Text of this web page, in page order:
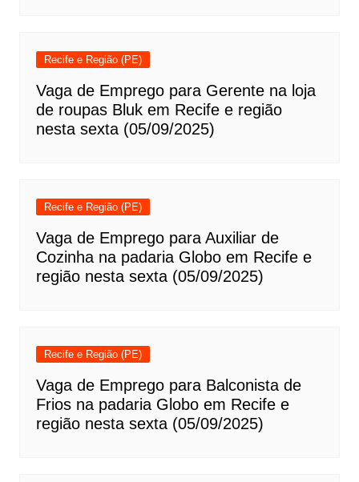
Recife e Região (PE)
Vaga de Emprego para Gerente na loja
de roupas Bluk em Recife e região
nesta sexta (05/09/2025)
Recife e Região (PE)
Vaga de Emprego para Auxiliar de
Cozinha na padaria Globo em Recife e
região nesta sexta (05/09/2025)
Recife e Região (PE)
Vaga de Emprego para Balconista de
Frios na padaria Globo em Recife e
região nesta sexta (05/09/2025)